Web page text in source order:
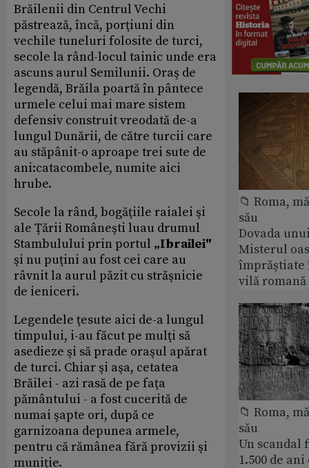
Brăilenii din Centrul Vechi
păstrează, încă, porţiuni din
vechile tuneluri folosite de turci,
secole la rând-locul tainic unde era
ascuns aurul Semilunii. Oraş de
legendă, Brăila poartă în pântece
urmele celui mai mare sistem
defensiv construit vreodată de-a
lungul Dunării, de către turcii care
au stăpânit-o aproape trei sute de
ani:catacombele, numite aici
hrube.
Secole la rând, bogăţiile raialei şi
ale Ţării Româneşti luau drumul
Stambulului prin portul „Ibrailei"
şi nu puţini au fost cei care au
râvnit la aurul păzit cu străşnicie
de ieniceri.
Legendele ţesute aici de-a lungul
timpului, i-au făcut pe mulţi să
asedieze şi să prade oraşul apărat
de turci. Chiar şi aşa, cetatea
Brăilei - azi rasă de pe faţa
pământului - a fost cucerită de
numai şapte ori, după ce
garnizoana depunea armele,
pentru că rămânea fără provizii şi
muniţie.
📁 Roma,
său
Dovada
Misterul
împrăștiate
vilă romană
📁 Roma,
său
Un scandal
1.500 de